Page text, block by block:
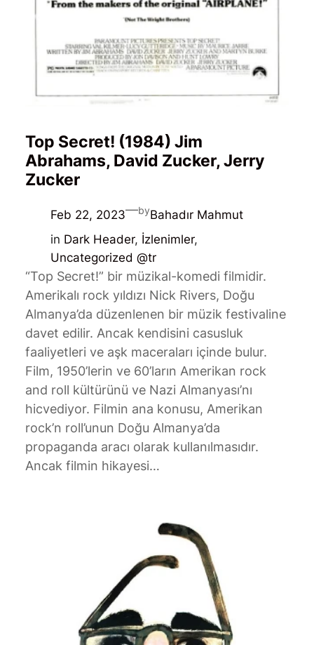
Top Secret! (1984) Jim
Abrahams, David Zucker, Jerry
Zucker
Feb 22, 2023—byBahadır Mahmut
in Dark Header, İzlenimler
Uncategorized @tr
“Top Secret!” bir müzikal-komedi filmidir.
Amerikalı rock yıldızı Nick Rivers, Doğu
Almanya’da düzenlenen bir müzik festivaline
davet edilir. Ancak kendisini casusluk
faaliyetleri ve aşk maceraları içinde bulur.
Film, 1950’lerin ve 60’ların Amerikan rock
and roll kültürünü ve Nazi Almanyası’nı
hicvediyor. Filmin ana konusu, Amerikan
rock’n roll’unun Doğu Almanya’da
propaganda aracı olarak kullanılmasıdır.
Ancak filmin hikayesi…